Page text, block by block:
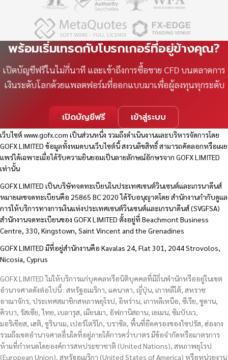
พร้อมเริ่มเทรดกับโบรกเกอร์ที่อยู่ข้างคุณ?
เปิดบัญชีฟรีในไม่กี่นาที และเข้าถึงการซื้อขาย CFD บนตลาดการ
เงินระดับโลกด้วยแพลตฟอร์มที่ออกแบบมาเพื่อผู้ลงทุนทุกระดับ
เปิดบัญชีฟรี เข้าสู่ระบบ
เว็บไซต์www.gofx.com เป็นส่วนหนึ่ง รวมถึงดำเนินงานและบริหารจัดการโดย
GOFX LIMITED ข้อมูลทั้งหมดบนเว็บไซต์นี้ สงวนลิขสิทธิ์ สามารถคัดลอกหรือเผย
แพร่ได้เฉพาะเมื่อได้รับความยินยอมเป็นลายลักษณ์อักษรจาก GOFX LIMITED
เท่านั้น
GOFX LIMITED เป็นบริษัทจดทะเบียนในประเทศเซนต์วินเซนต์และเกรนาดีนส์
หมายเลขจดทะเบียนคือ 25865 BC 2020 ได้รับอนุญาตโดย สำนักงานกำกับดูแล
การให้บริการทางการเงินแห่งประเทศเซนต์วินเซนต์และเกรนาดีนส์ (SVGFSA)
สำนักงานจดทะเบียนของ GOFX LIMITED ตั้งอยู่ที่ Beachmont Business
Centre, 330, Kingstown, Saint Vincent and the Grenadines
GOFX LIMITED มีที่อยู่สำนักงานคือ Kavalas 24, Flat 301, 2044 Strovolos,
Nicosia, Cyprus
GOFX LIMITED ไม่ให้บริการแก่บุคคลหรือนิติบุคคลที่มีถิ่นพำนักหรืออยู่ในเขต
อำนาจศาลดังต่อไปนี้ : สหรัฐอเมริกา, แคนาดา, ญี่ปุ่น, เกาหลีใต้, สหราช
อาณาจักร, ประเทศสมาชิกสหภาพยุโรป, อิหร่าน, เกาหลีเหนือ, ซีเรีย, ซูดาน,
คิวบา, รัสเซีย, ไทย, เบลารุส, เมียนมา, อัฟกานิสถาน, เยเมน, ซิมบับเว,
มอริเชียส, เฮติ, ซูรินาเม, เปอร์โตริโก, บราซิล, พื้นที่ยึดครองของไซปรัส, ฮ่องกง
รวมถึงเขตอำนาจศาลอื่นใดที่อยู่ภายใต้การคว่ำบาตร มีข้อจำกัดหรือมาตรการ
ห้ามที่กำหนดโดยองค์การสหประชาชาติ (United Nations), สหภาพยุโรป
(European Union), สหรัฐอเมริกา (United States of America) หรือหน่วยงาน